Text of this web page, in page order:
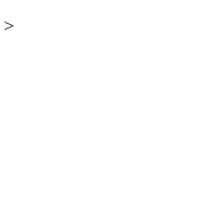
>